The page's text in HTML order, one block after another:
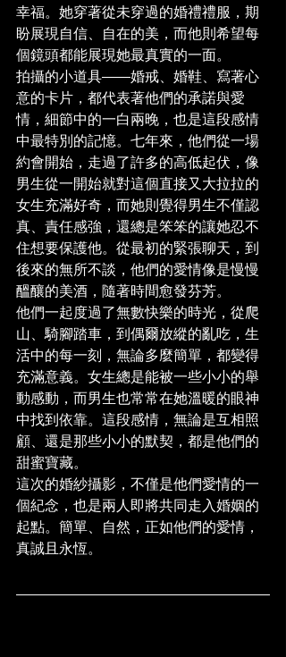
幸福。她穿著從未穿過的婚禮禮服，期
盼展現自信、自在的美，而他則希望每
個鏡頭都能展現她最真實的一面。
拍攝的小道具——婚戒、婚鞋、寫著心
意的卡片，都代表著他們的承諾與愛
情，細節中的一白兩晚，也是這段感情
中最特別的記憶。七年來，他們從一場
約會開始，走過了許多的高低起伏，像
男生從一開始就對這個直接又大拉拉的
女生充滿好奇，而她則覺得男生不僅認
真、責任感強，還總是笨笨的讓她忍不
住想要保護他。從最初的緊張聊天，到
後來的無所不談，他們的愛情像是慢慢
醞釀的美酒，隨著時間愈發芬芳。
他們一起度過了無數快樂的時光，從爬
山、騎腳踏車，到偶爾放縱的亂吃，生
活中的每一刻，無論多麼簡單，都變得
充滿意義。女生總是能被一些小小的舉
動感動，而男生也常常在她溫暖的眼神
中找到依靠。這段感情，無論是互相照
顧、還是那些小小的默契，都是他們的
甜蜜寶藏。
這次的婚紗攝影，不僅是他們愛情的一
個紀念，也是兩人即將共同走入婚姻的
起點。簡單、自然，正如他們的愛情，
真誠且永恆。